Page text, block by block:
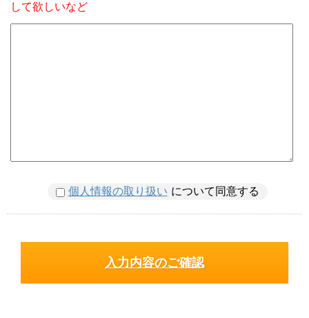
して欲しいなど
個人情報の取り扱い について同意する